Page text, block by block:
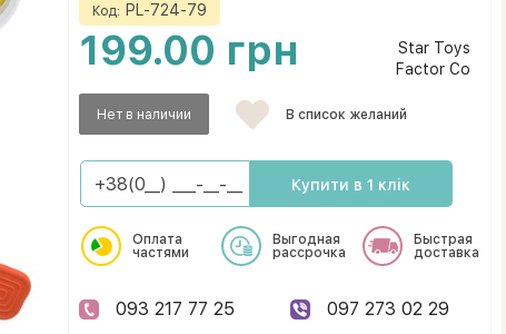
Код: PL-724-79
199.00 грн
Star Toys
Factor Co
Нет в наличии В список желаний
Купити в 1 клік
Оплата
частями
Выгодная
рассрочка
Быстрая
доставка
093 217 77 25 097 273 02 29